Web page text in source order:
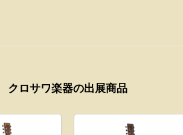
クロサワ楽器の出展商品